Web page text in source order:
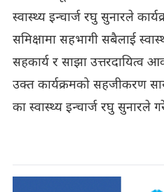
स्वास्थ्य इन्चार्ज रघु सुनारले
समिक्षामा सहभागी सबैलाई
सहकार्य र साझा उत्तरदायित्व
उक्त कार्यक्रमको सहजीकरण
का स्वास्थ्य इन्चार्ज रघु सुनारले